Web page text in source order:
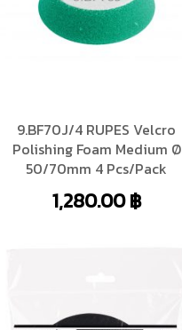
9.BF70J/4 RUPES Velcro
Polishing Foam Medium Ø
50/70mm 4 Pcs/Pack
1,280.00฿